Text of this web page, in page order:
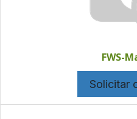
FWS-
Solicitar